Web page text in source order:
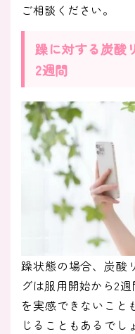
ご相談ください。
躁に対する炭酸
2週間
躁状態の場合、炭酸
グは服用開始から2
を実感できないこと
じることもあるで